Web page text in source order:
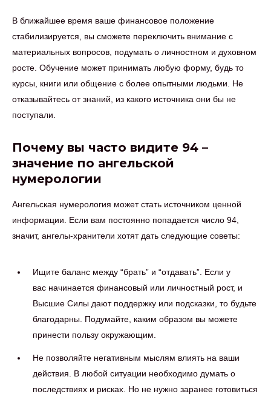
В ближайшее время ваше финансовое положение
стабилизируется, вы сможете переключить внимание с
материальных вопросов, подумать о личностном и духовном
росте. Обучение может принимать любую форму, будь то
курсы, книги или общение с более опытными людьми. Не
отказывайтесь от знаний, из какого источника они бы не
поступали.
Почему вы часто видите 94 –
значение по ангельской
нумерологии
Ангельская нумерология может стать источником ценной
информации. Если вам постоянно попадается число 94,
значит, ангелы-хранители хотят дать следующие советы:
Ищите баланс между “брать” и “отдавать”. Если у
вас начинается финансовый или личностный рост, и
Высшие Силы дают поддержку или подсказки, то будьте
благодарны. Подумайте, каким образом вы можете
принести пользу окружающим.
Не позволяйте негативным мыслям влиять на ваши
действия. В любой ситуации необходимо думать о
последствиях и рисках. Но не нужно заранее готовиться